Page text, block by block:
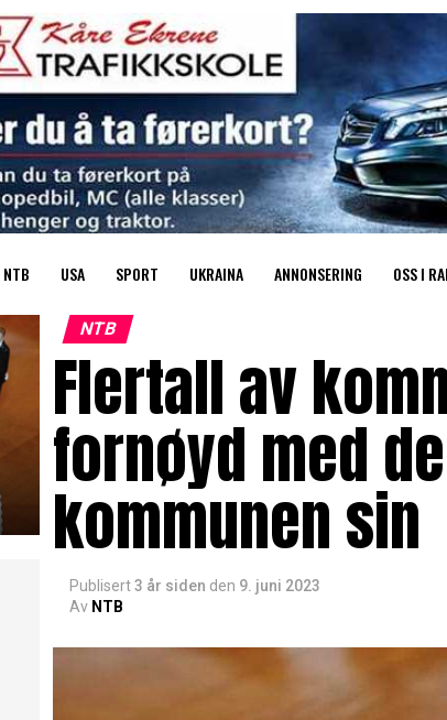
NTB USA SPORT UKRAINA ANNONSERING OSS I
NTB
Flertall av
fornøyd med
kommunen sin
Publisert3 år siden den 9. juni 2023
Av NTB